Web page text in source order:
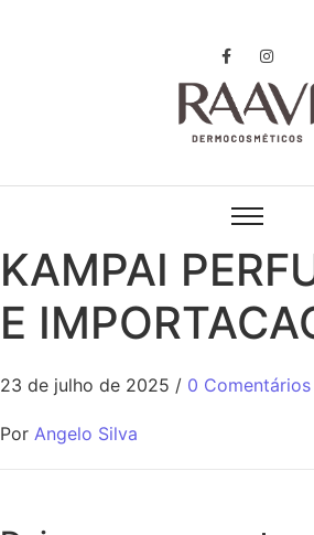
KAMPAI
E
23 de julho de 2025 / 0 Comentários
Por Angelo Silva